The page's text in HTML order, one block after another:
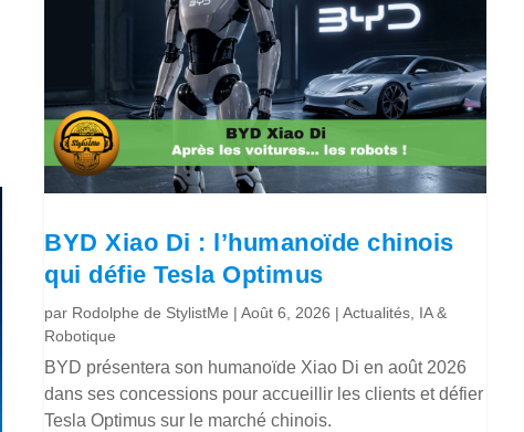
BYD Xiao Di : l’humanoïde chinois
qui défie Tesla Optimus
par Rodolphe de StylistMe |Août 6, 2026 |Actualités IA &
Robotique
BYD présentera son humanoïde Xiao Di en août 2026
dans ses concessions pour accueillir les clients et défier
Tesla Optimus sur le marché chinois.